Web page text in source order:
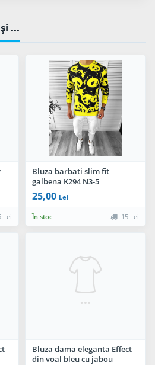
...
Lei
Bluza barbati slim fit
galbena K294 N3-5
25,00 Lei
În stoc 15 Lei
Bluza dama eleganta Effect
din voal bleu cu jabou